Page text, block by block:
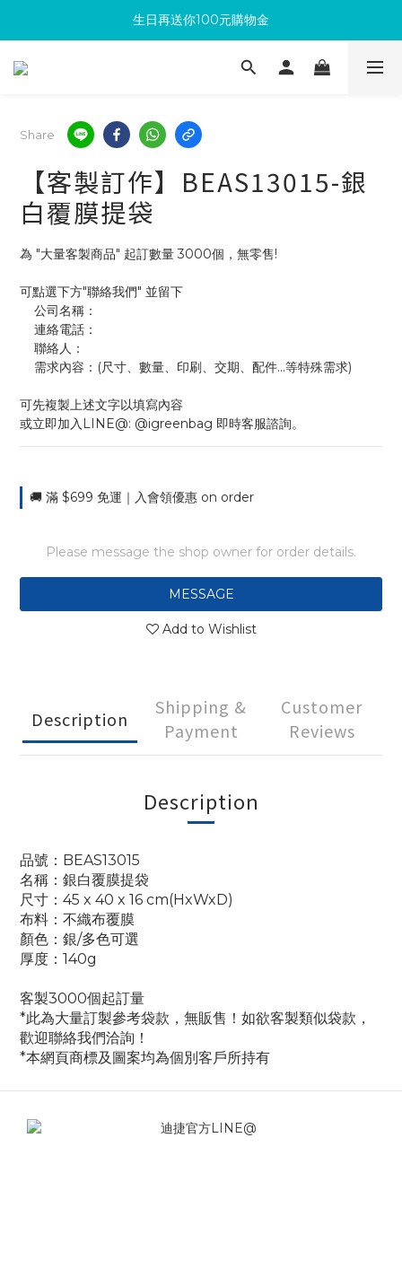
滿300回饋10%購物金
生日再送你100元購物金
加入成為新會員 馬上領取50元購物金
Share
【客製訂作】BEAS13015-銀
白覆膜提袋
為 "大量客製商品" 起訂數量 3000個，無零售!
可點選下方"聯絡我們" 並留下
    公司名稱：
    連絡電話：
    聯絡人：
    需求內容：(尺寸、數量、印刷、交期、配件...等特殊需求)
可先複製上述文字以填寫內容
或立即加入LINE@: @igreenbag 即時客服諮詢。
🚚 滿 $699 免運｜入會領優惠 on order
Please message the shop owner for order details.
MESSAGE
Add to Wishlist
Description
Shipping &
Payment
Customer
Reviews
Description
品號：BEAS13015
名稱：銀白覆膜提袋
尺寸：45 x 40 x 16 cm(HxWxD)
布料：不織布覆膜
顏色：銀/多色可選
厚度：140g
客製3000個起訂量
*此為大量訂製參考袋款，無販售！如欲客製類似袋款，
歡迎聯絡我們洽詢！
*本網頁商標及圖案均為個別客戶所持有